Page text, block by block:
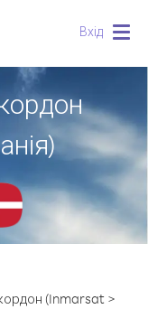
Вхід
(Inmarsat >